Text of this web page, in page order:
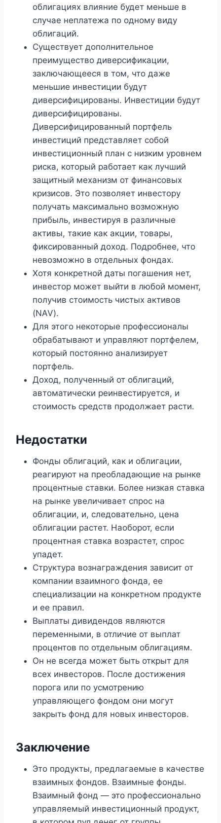
облигациях влияние будет меньше в
случае неплатежа по одному виду
облигаций.
Существует дополнительное
преимущество диверсификации,
заключающееся в том, что даже
меньшие инвестиции будут
диверсифицированы. Инвестиции будут
диверсифицированы.
Диверсифицированный портфель
инвестиций представляет собой
инвестиционный план с низким уровнем
риска, который работает как лучший
защитный механизм от финансовых
кризисов. Это позволяет инвестору
получать максимально возможную
прибыль, инвестируя в различные
активы, такие как акции, товары,
фиксированный доход. Подробнее, что
невозможно в отдельных фондах.
Хотя конкретной даты погашения нет,
инвестор может выйти в любой момент,
получив стоимость чистых активов
(NAV).
Для этого некоторые профессионалы
обрабатывают и управляют портфелем,
который постоянно анализирует
портфель.
Доход, полученный от облигаций,
автоматически реинвестируется, и
стоимость средств продолжает расти.
Недостатки
Фонды облигаций, как и облигации,
реагируют на преобладающие на рынке
процентные ставки. Более низкая ставка
на рынке увеличивает спрос на
облигации, и, следовательно, цена
облигации растет. Наоборот, если
процентная ставка возрастет, спрос
упадет.
Структура вознаграждения зависит от
компании взаимного фонда, ее
специализации на конкретном продукте
и ее правил.
Выплаты дивидендов являются
переменными, в отличие от выплат
процентов по отдельным облигациям.
Он не всегда может быть открыт для
всех инвесторов. После достижения
порога или по усмотрению
управляющего фондом они могут
закрыть фонд для новых инвесторов.
Заключение
Это продукты, предлагаемые в качестве
взаимных фондов. Взаимные фонды.
Взаимный фонд — это профессионально
управляемый инвестиционный продукт,